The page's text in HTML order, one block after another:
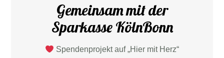
Gemeinsam mit der
Sparkasse KölnBonn
Spendenprojekt auf „Hier mit Herz“